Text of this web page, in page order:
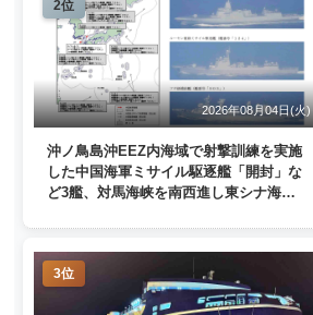
2位
2026年08月04日(火)
沖ノ鳥島沖EEZ内海域で射撃訓練を実施
した中国海軍ミサイル駆逐艦「開封」な
ど3艦、対馬海峡を南西進し東シナ海
3位